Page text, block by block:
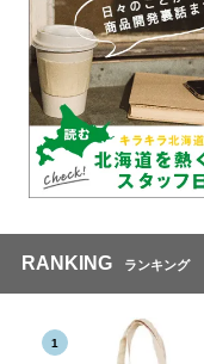
RANKING ランキング
1